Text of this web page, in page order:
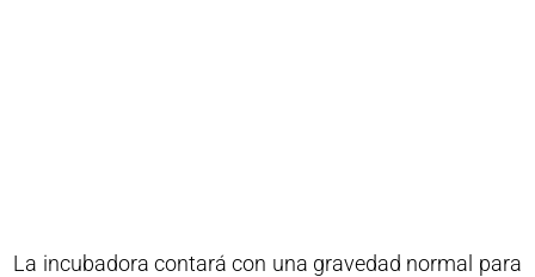
La incubadora contará con una gravedad normal para